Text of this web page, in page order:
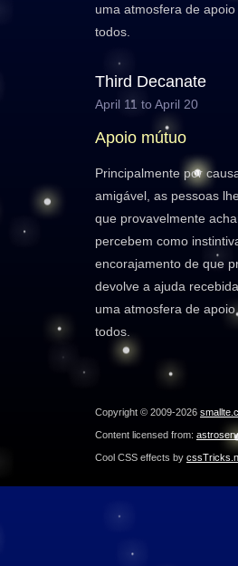
uma atmosfera de
todos.
Third Decanate
April 11 to April 20
Apoio mútuo
Principalmente por
amigável, as pessoas
que provavelmente
percebem como
encorajamento de que
devolve a ajuda
uma atmosfera de
todos.
Copyright © 2009-2026
Content licensed from:
Cool CSS effects by